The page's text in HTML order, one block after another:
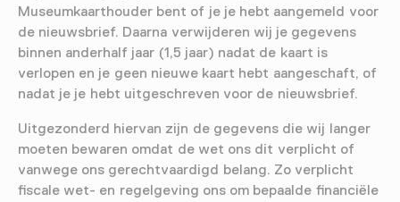
Museumkaarthouder bent of je je hebt aangemeld voor
de nieuwsbrief. Daarna verwijderen wij je gegevens
binnen anderhalf jaar (1,5 jaar) nadat de kaart is
verlopen en je geen nieuwe kaart hebt aangeschaft, of
nadat je je hebt uitgeschreven voor de nieuwsbrief.
Uitgezonderd hiervan zijn de gegevens die wij langer
moeten bewaren omdat de wet ons dit verplicht of
vanwege ons gerechtvaardigd belang. Zo verplicht
fiscale wet- en regelgeving ons om bepaalde financiële